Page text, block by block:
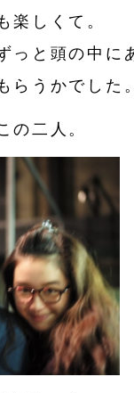
楽しくて。
っと頭の中に
らうかでした
の二人。